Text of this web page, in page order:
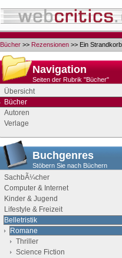
Bücher >> Rezensionen >> Ein
Navigation
Seiten der Rubrik "Bücher"
Übersicht
Bücher
Autoren
Verlage
Buchgenres
Stöbern Sie nach Büchern
SachbÃ¼cher
Computer & Internet
Kinder & Jugend
Lifestyle & Freizeit
Belletristik
Romane
Thriller
Science Fiction